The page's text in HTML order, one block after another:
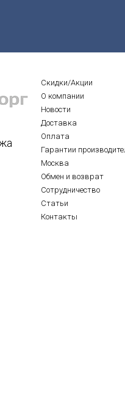
Скидки/Акции
О компании
Новости
Доставка
Оплата
Гарантии
Москва
Обмен и возврат
Сотрудничество
Статьи
Контакты